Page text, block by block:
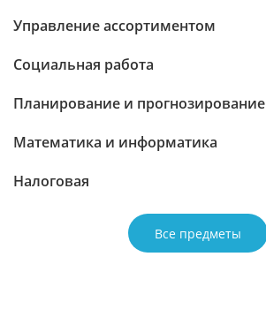
Управление ассортиментом
Социальная работа
Планирование и прогнозирование
Математика и информатика
Налоговая
Все предметы